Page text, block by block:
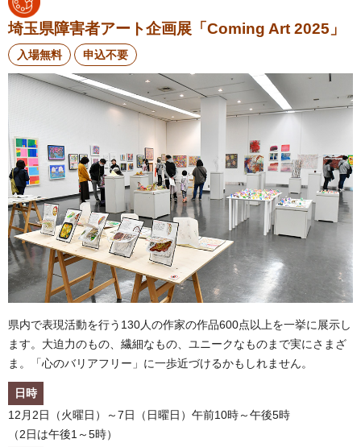
埼玉県障害者アート企画展「Coming Art 2025」
入場無料 申込不要
県内で表現活動を行う130人の作家の作品600点以上を一挙に展示し
ます。大迫力のもの、繊細なもの、ユニークなものまで実にさまざ
ま。「心のバリアフリー」に一歩近づけるかもしれません。
日時
12月2日（火曜日）～7日（日曜日）午前10時～午後5時
（2日は午後1～5時）